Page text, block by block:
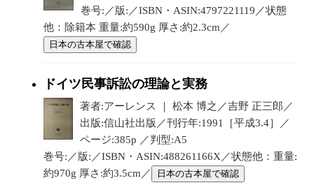
巻号:／版:／ISBN・ASIN:4797221119／状態
他：除籍本 重量:約590g 厚さ:約2.3cm／
日本の古本屋で確認
ドイツ民事訴訟の理論と実務
著者:アーレンス ｜ 松本 博之／吉野 正三郎／
出版:信山社出版／刊行年:1991［平成3.4］／
ページ:385p ／判型:A5
巻号:／版:／ISBN・ASIN:488261166X／状態他：重量:
約970g 厚さ:約3.5cm／
日本の古本屋で確認